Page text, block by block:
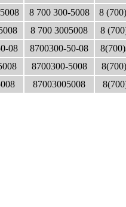
8 700 300-5008 8
8 700 3005008 8
08 8700300-50-08
8700300-5008
87003005008